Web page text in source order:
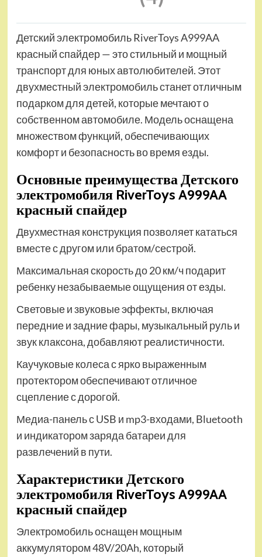
Детский электромобиль RiverToys A999AA
красный спайдер — это стильный и мощный
транспорт для юных автолюбителей. Этот
двухместный электромобиль станет отличным
подарком для детей, которые мечтают о
собственном автомобиле. Модель оснащена
множеством функций, обеспечивающих
комфорт и безопасность во время езды.
Основные преимущества Детского
электромобиля RiverToys A999AA
красный спайдер
Двухместная конструкция позволяет кататься
вместе с другом или братом/сестрой.
Максимальная скорость до 20 км/ч подарит
ребенку незабываемые ощущения от езды.
Световые и звуковые эффекты, включая
передние и задние фары, музыкальный руль и
звук клаксона, добавляют реалистичности.
Каучуковые колеса с ярко выраженным
протектором обеспечивают отличное
сцепление с дорогой.
Медиа-панель с USB и mp3-входами, Bluetooth
и индикатором заряда батареи для
развлечений в пути.
Характеристики Детского
электромобиля RiverToys A999AA
красный спайдер
Электромобиль оснащен мощным
аккумулятором 48V/20Ah, который